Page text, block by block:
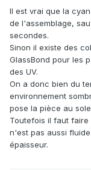
Il est vrai que la
de l'assemblage,
secondes.
Sinon il existe des
GlassBond pour les
des UV.
On a donc bien du
environnement
pose la pièce au
Toutefois il faut
n'est pas aussi
épaisseur.